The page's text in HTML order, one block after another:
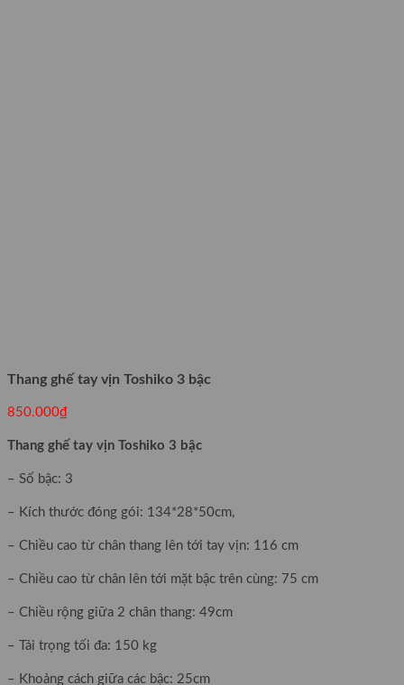
Thang ghế tay vịn Toshiko 3 bậc
850.000₫
Thang ghế tay vịn Toshiko 3 bậc
– Số bậc: 3
– Kích thước đóng gói: 134*28*50cm,
– Chiều cao từ chân thang lên tới tay vịn: 116 cm
– Chiều cao từ chân lên tới mặt bậc trên cùng: 75 cm
– Chiều rộng giữa 2 chân thang: 49cm
– Tải trọng tối đa: 150 kg
– Khoảng cách giữa các bậc: 25cm